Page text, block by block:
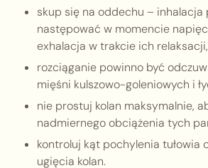
skup się na oddechu – inhalacja
następować w momencie
exhalacja w trakcie ich relaksacji,
rozciąganie powinno być
mięśni kulszowo-goleniowych i
nie prostuj kolan maksymalnie,
nadmiernego obciążenia tych
kontroluj kąt pochylenia tułowia
ugięcia kolan.